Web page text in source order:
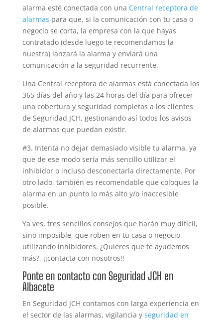
alarma esté conectada con una Central receptora de
alarmas para que, si la comunicación con tu casa o
negocio se corta, la empresa con la que hayas
contratado (desde luego te recomendamos la
nuestra) lanzará la alarma y enviará una
comunicación a la seguridad recurrente.
Una Central receptora de alarmas está conectada los
365 días del año y las 24 horas del día para ofrecer
una cobertura y seguridad completas a los clientes
de Seguridad JCH, gestionando así todos los avisos
de alarmas que puedan existir.
#3. Intenta no dejar demasiado visible tu alarma, ya
que de ese modo sería más sencillo utilizar el
inhibidor o incluso desconectarla directamente. Por
otro lado, también es recomendable que coloques la
alarma en un punto lo más alto y/o inaccesible
posible.
Ya ves, tres sencillos consejos que harán muy difícil,
sino imposible, que roben en tu casa o negocio
utilizando inhibidores. ¿Quieres que te ayudemos
más?, ¡¡contacta con nosotros!!
Ponte en contacto con Seguridad JCH en
Albacete
En Seguridad JCH contamos con larga experiencia en
el sector de las alarmas, vigilancia y seguridad en